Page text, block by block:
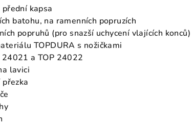
kapsa
batohu, na ramenních popruzích
popruhů (pro snazší uchycení vlajících konců)
TOPDURA s nožičkami
a TOP 24022
lavici